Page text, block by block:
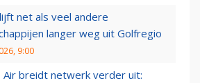
net als veel andere
langer weg uit Golfregio
9:00
Air breidt netwerk verder uit: